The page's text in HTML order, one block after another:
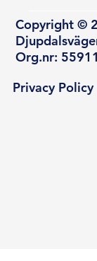
Copyright ©
Org.nr:
Privacy Policy